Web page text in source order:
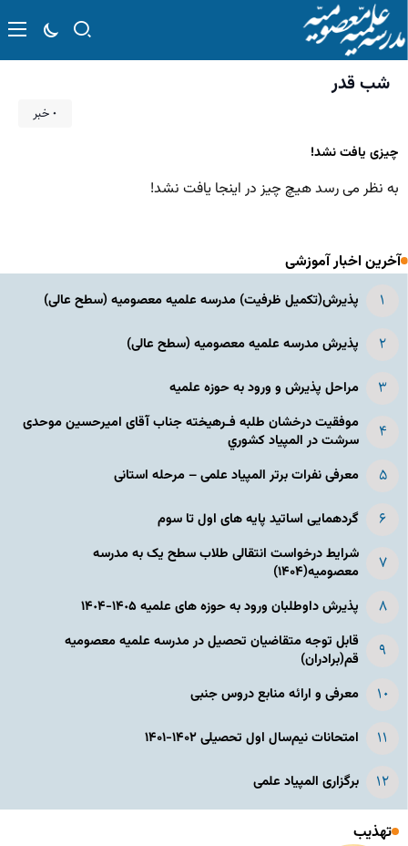
شب قدر
۰ خبر
چیزی یافت نشد!
به نظر می رسد هیچ چیز در اینجا یافت نشد!
آخرین اخبار آموزشی
پذیرش(تکمیل ظرفیت) مدرسه علمیه معصومیه‌ (سطح عالی)
پذیرش مدرسه علمیه معصومیه‌ (سطح عالی)
مراحل پذیرش و ورود به حوزه علمیه
موفقیت درخشان طلبه فـرهیخته جناب آقای امیرحسین موحدی
سرشت در المپياد كشوري
معرفی نفرات برتر المپیاد علمی – مرحله استانی
گردهمایی اساتید پایه های اول تا سوم
شرایط درخواست انتقالی طلاب سطح یک به مدرسه
معصومیه(۱۴۰۴)
پذیرش داوطلبان ورود به حوزه های علمیه ١۴٠۵-١۴٠۴
قابل توجه متقاضیان تحصیل در مدرسه علمیه معصومیه
قم(برادران)
معرفی و ارائه منابع دروس جنبی
امتحانات نیم‌سال اول تحصیلی ۱۴۰۲-۱۴۰۱
برگزاری المپیاد علمی
تهذیب